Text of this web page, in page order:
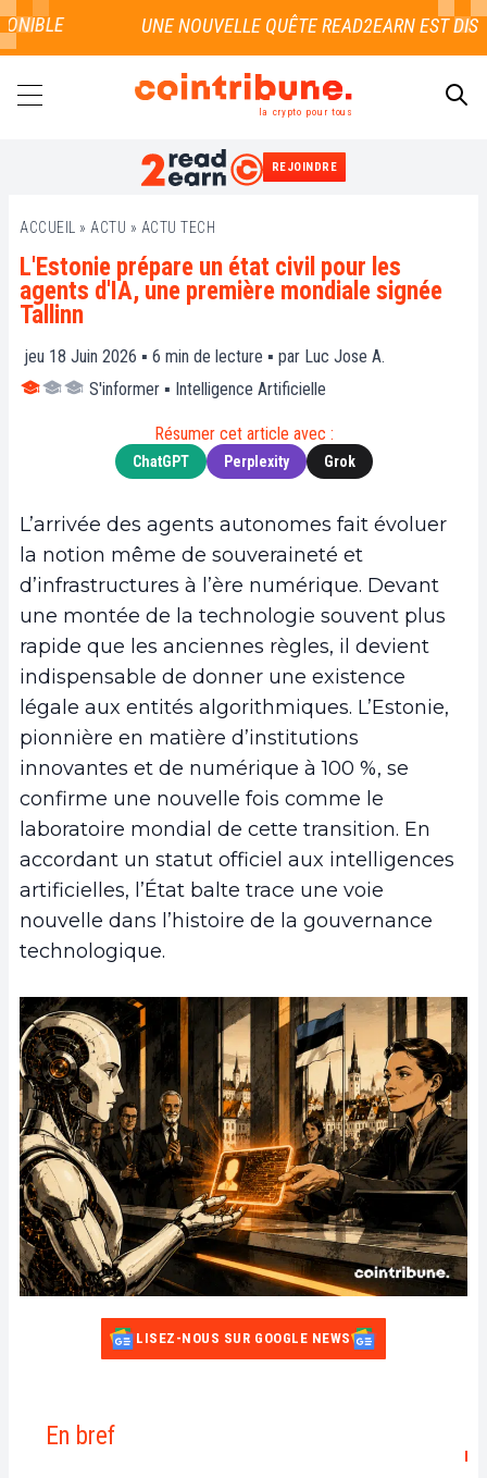
la crypto pour tous
REJOINDRE
ACCUEIL » ACTU » ACTU TECH
L'Estonie prépare un état civil pour les
agents d'IA, une première mondiale signée
Tallinn
jeu 18 Juin 2026 ▪ 6 min de lecture ▪ par Luc Jose A.
S'informer ▪ Intelligence Artificielle
Résumer cet article avec :
ChatGPT Perplexity Grok
L’arrivée des agents autonomes fait évoluer
la notion même de souveraineté et
d’infrastructures à l’ère numérique. Devant
une montée de la technologie souvent plus
rapide que les anciennes règles, il devient
indispensable de donner une existence
légale aux entités algorithmiques. L’Estonie,
pionnière en matière d’institutions
innovantes et de numérique à 100 %, se
confirme une nouvelle fois comme le
laboratoire mondial de cette transition. En
accordant un statut officiel aux intelligences
artificielles, l’État balte trace une voie
nouvelle dans l’histoire de la gouvernance
technologique.
LISEZ-NOUS SUR GOOGLE NEWS
En bref